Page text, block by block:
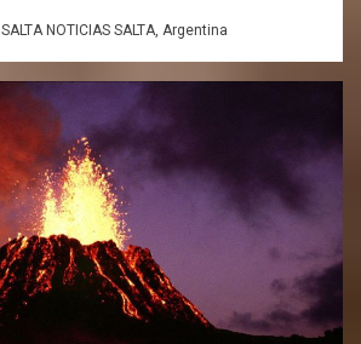
SALTA NOTICIAS SALTA, Argentina